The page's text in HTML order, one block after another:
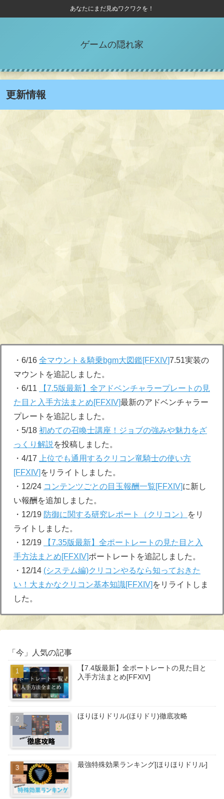
あなたにまだ見ぬワクワクを！
ゲームの隠れ家
更新情報
・6/16 全マウント＆騎乗bgm大図鑑[FFXIV]7.51実装の
マウントを追記しました。
・6/11
【7.5版最新】全アドベンチャラープレートの見
た目と入手方法まとめ[FFXIV]最新のアドベンチャラー
プレートを追記しました。
・5/18 初めての召喚士講座！ジョブの強みや魅力をざ
っくり解説 を投稿しました。
・4/17
上位でも通用するクリコン竜騎士の使い方
[FFXIV] をリライトしました。
・12/24 コンテンツごとの目玉報酬一覧[FFXIV]に新し
い報酬を追加しました。
・12/19 防御に関する研究レポート（クリコン）
をリ
ライトしました。
・12/19
【7.35版最新】全ポートレートの見た目と入
手方法まとめ[FFXIV]ポートレートを追記しました。
・12/14 (システム編)クリコンやるなら知っておきた
い！大まかなクリコン基本知識[FFXIV] をリライトしま
した。
「今」人気の記事
【7.4版最新】全ポートレートの見た目と
入手方法まとめ[FFXIV]
ほりほりドリル(ほりドリ)徹底攻略
最強特殊効果ランキング[ほりほりドリル]